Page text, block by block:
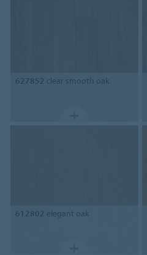
627852 clear smooth oak
612802 elegant oak